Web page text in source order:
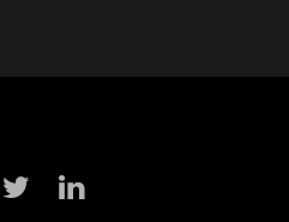
Facebook Twitter